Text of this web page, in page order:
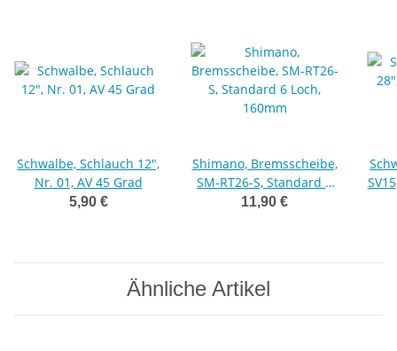
Schwalbe, Schlauch 12",
Nr. 01, AV 45 Grad
5,90 €
Shimano, Bremsscheibe,
SM-RT26-S, Standard 6
Loch, 160mm
11,90 €
Ähnliche Artikel